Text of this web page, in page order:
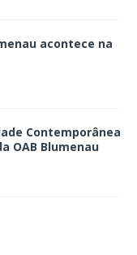
acontece na
Contemporânea
OAB Blumenau